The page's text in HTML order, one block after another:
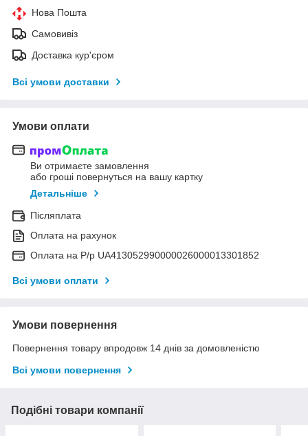
Нова Пошта
Самовивіз
Доставка кур'єром
Всі умови доставки
Умови оплати
Ви отримаєте замовлення
або гроші повернуться на вашу картку
Детальніше
Післяплата
Оплата на рахунок
Оплата на Р/р UA413052990000026000013301852
Всі умови оплати
Умови повернення
Повернення товару впродовж 14 днів за домовленістю
Всі умови повернення
Подібні товари компанії